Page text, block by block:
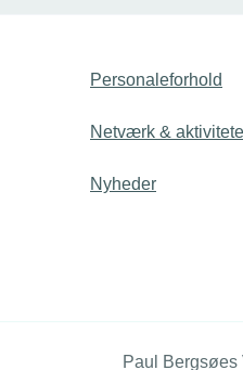
Personaleforhold
Netværk &
Nyheder
Paul Bergsøes